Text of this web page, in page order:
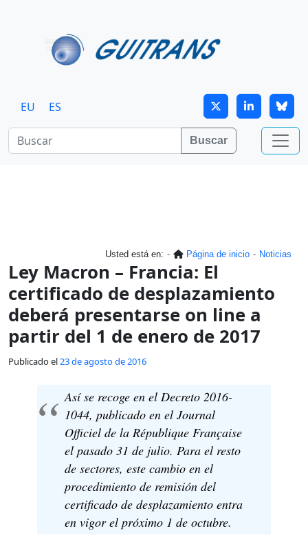
EU ES
Buscar
Usted está en: Página de inicio Noticias
Ley Macron – Francia: El
certificado de desplazamiento
deberá presentarse on line a
partir del 1 de enero de 2017
Publicado el23 de agosto de 2016
Así se recoge en el Decreto 2016-
1044, publicado en el Journal
Officiel de la République Française
el pasado 31 de julio. Para el resto
de sectores, este cambio en el
procedimiento de remisión del
certificado de desplazamiento entra
en vigor el próximo 1 de octubre.